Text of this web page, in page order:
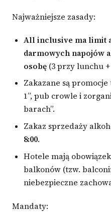
Najważniejsze zasady:
All inclusive ma limit
darmowych napojów
osobę (3 przy lunchu
Zakazane są promocje
1”, pub crowle i
barach”.
Zakaz sprzedaży
8:00.
Hotele mają
balkonów (tzw.
niebezpieczne
Mandaty: